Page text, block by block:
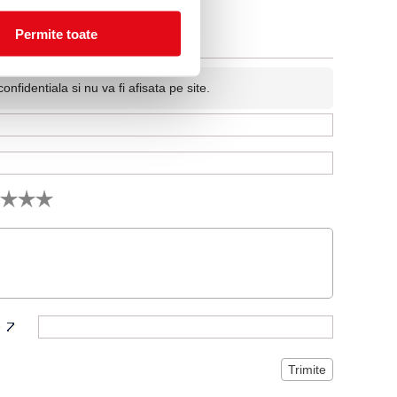
Permite toate
si nu va fi afisata pe site.